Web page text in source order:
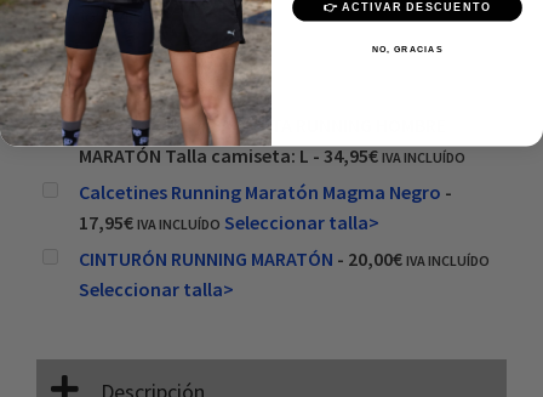
Precio: 34,95€
Añadir al carrito
Este producto: CAMISETA RUNNING HOMBRE
MARATÓN Talla camiseta: L - 34,95€ IVA INCLUÍDO
Calcetines Running Maratón Magma Negro -
17,95€ IVA INCLUÍDO Seleccionar talla>
CINTURÓN RUNNING MARATÓN - 20,00€ IVA INCLUÍDO
Seleccionar talla>
👉 ACTIVAR DESCUENTO
NO, GRACIAS